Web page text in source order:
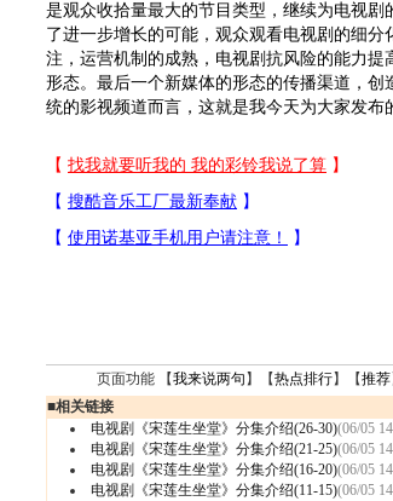
是观众收拾量最大的节目类型，继续为电视
了进一步增长的可能，观众观看电视剧的细
注，运营机制的成熟，电视剧抗风险的能力
形态。最后一个新媒体的形态的传播渠道，
统的影视频道而言，这就是我今天为大家发布
页面功能 【我来说两句 】【热点排行】【推荐
■相关链接
电视剧《宋莲生坐堂》分集介绍(26-30)(06/05
电视剧《宋莲生坐堂》分集介绍(21-25)(06/05
电视剧《宋莲生坐堂》分集介绍(16-20)(06/05
电视剧《宋莲生坐堂》分集介绍(11-15)(06/05